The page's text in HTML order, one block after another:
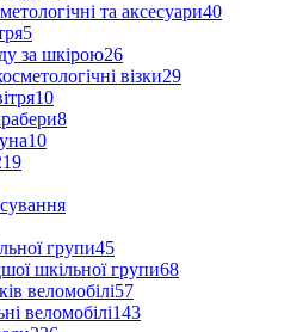
та аксесуари40
5
за шкірою26
візки29
10
8
10
групи45
шкільної групи68
веломобілі57
веломобілі143